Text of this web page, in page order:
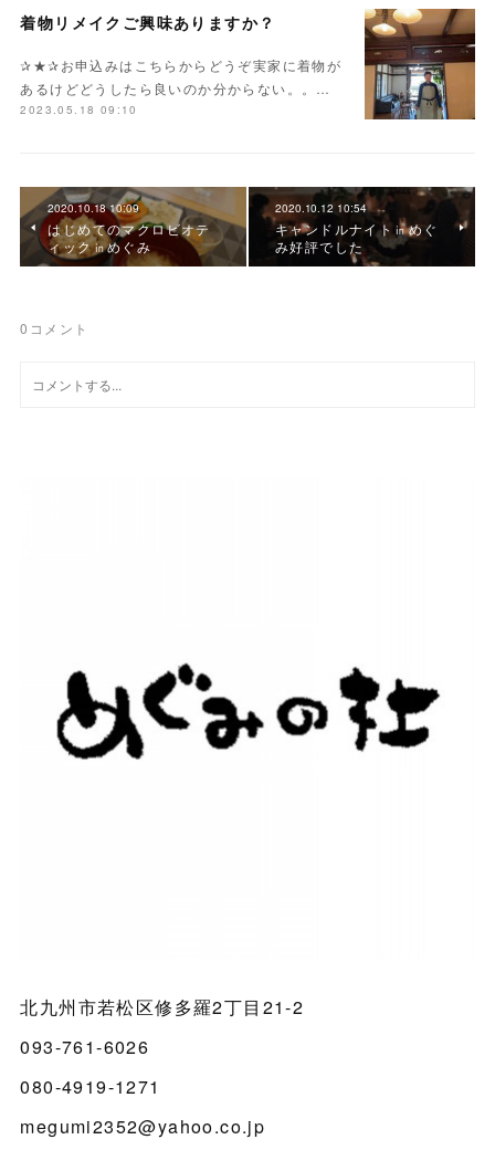
着物リメイクご興味ありますか？
✰★✰お申込みはこちらからどうぞ実家に着物が
あるけどどうしたら良いのか分からない。。…
2023.05.18 09:10
2020.10.18 10:09
はじめてのマクロビオテ
ィック㏌めぐみ
2020.10.12 10:54
キャンドルナイト㏌めぐ
み好評でした
0 コメント
北九州市若松区修多羅2丁目21-2
093-761-6026
080-4919-1271
megumi2352@yahoo.co.jp